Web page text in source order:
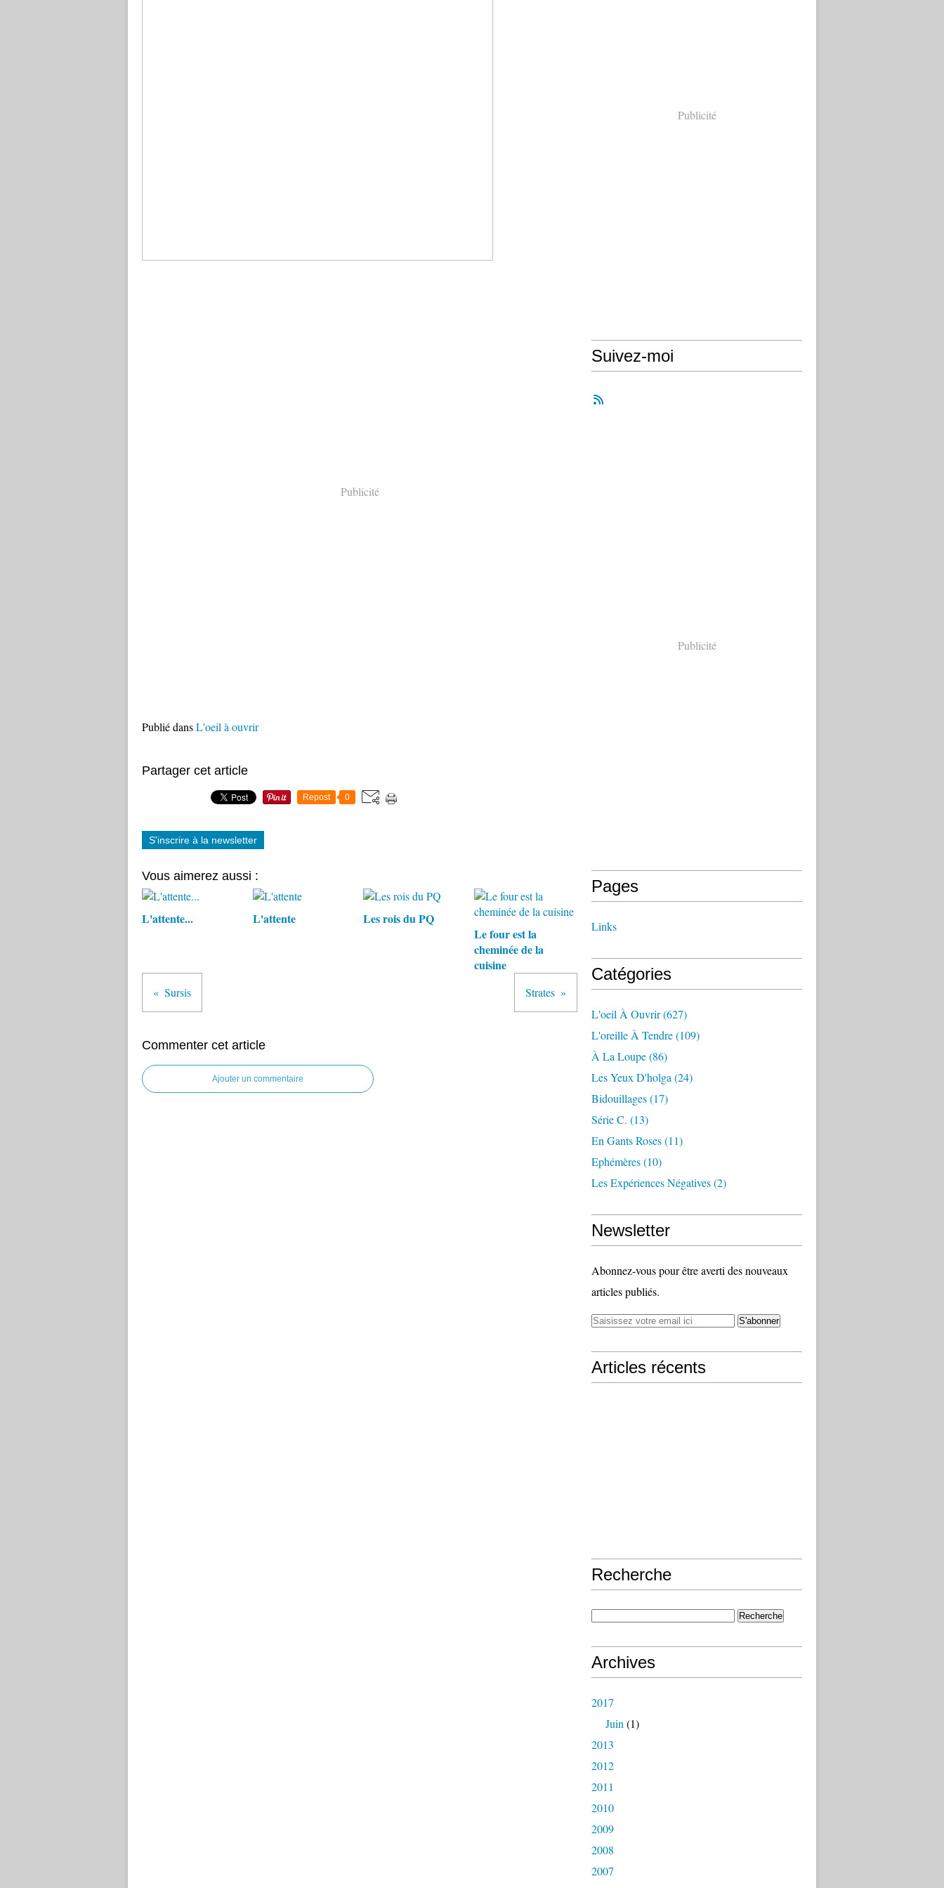
Publicité
Publié dansL'oeil à ouvrir
Partager cet article
Repost 0
S'inscrire à la newsletter
Vous aimerez aussi :
L'attente... L'attente
Les rois du PQ
Le four est la
cheminée de la
cuisine
Sursis Strates
Commenter cet article
Ajouter un commentaire
Publicité
Suivez-moi
Publicité
Pages
Links
Catégories
L'oeil À Ouvrir(627)
L'oreille À Tendre(109)
À La Loupe(86)
Les Yeux D'holga (24)
Bidouillages(17)
Série C. (13)
En Gants Roses(11)
Ephémères(10)
Les Expériences Négatives(2)
Newsletter
Abonnez-vous pour être averti des nouveaux
articles publiés.
Articles récents
Recherche
Archives
2017
Juin (1)
2013
2012
2011
2010
2009
2008
2007